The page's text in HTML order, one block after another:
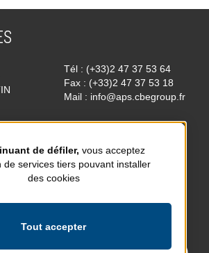
Tél : (+33)2 47 37 53 64
Fax : (+33)2 47 37 53 18
Mail : info@aps.cbegroup.fr
Retrouvez-nous sur
de défiler, vous acceptez
de services tiers pouvant installer
des cookies
Tout accepter